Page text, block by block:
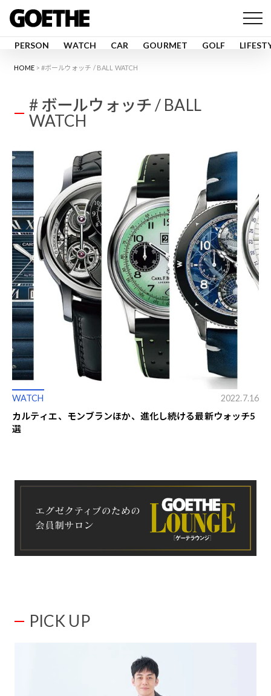
PERSON WATCH CAR GOURMET GOLF
HOME #ボールウォッチ / BALL WATCH
# ボールウォッチ / BALL
WATCH
WATCH 2022.7.16
カルティエ、モンブランほか、進化し続ける最新ウォッチ5
選
PICK UP